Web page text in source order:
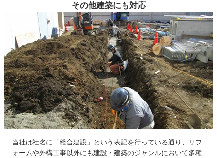
その他建築にも対応
当社は社名に「総合建設」という表記を行っている通り、リフ
ォームや外構工事以外にも建設・建築のジャンルにおいて多種